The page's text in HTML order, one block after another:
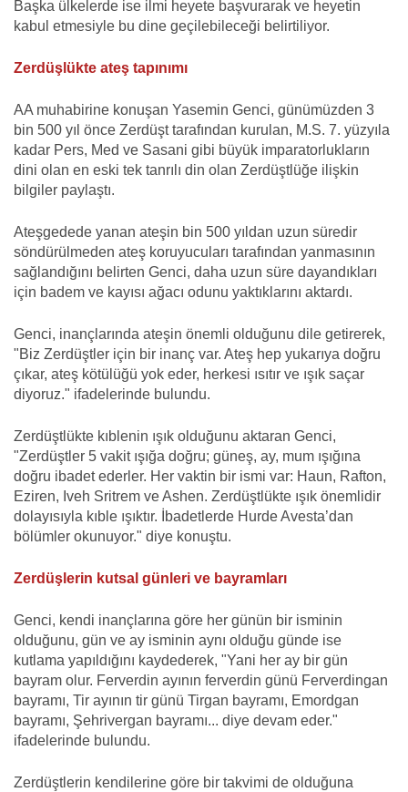
Başka ülkelerde ise ilmi heyete başvurarak ve heyetin
kabul etmesiyle bu dine geçilebileceği belirtiliyor.
Zerdüşlükte ateş tapınımı
AA muhabirine konuşan Yasemin Genci, günümüzden 3
bin 500 yıl önce Zerdüşt tarafından kurulan, M.S. 7. yüzyıla
kadar Pers, Med ve Sasani gibi büyük imparatorlukların
dini olan en eski tek tanrılı din olan Zerdüştlüğe ilişkin
bilgiler paylaştı.
Ateşgedede yanan ateşin bin 500 yıldan uzun süredir
söndürülmeden ateş koruyucuları tarafından yanmasının
sağlandığını belirten Genci, daha uzun süre dayandıkları
için badem ve kayısı ağacı odunu yaktıklarını aktardı.
Genci, inançlarında ateşin önemli olduğunu dile getirerek,
"Biz Zerdüştler için bir inanç var. Ateş hep yukarıya doğru
çıkar, ateş kötülüğü yok eder, herkesi ısıtır ve ışık saçar
diyoruz." ifadelerinde bulundu.
Zerdüştlükte kıblenin ışık olduğunu aktaran Genci,
"Zerdüştler 5 vakit ışığa doğru; güneş, ay, mum ışığına
doğru ibadet ederler. Her vaktin bir ismi var: Haun, Rafton,
Eziren, Iveh Sritrem ve Ashen. Zerdüştlükte ışık önemlidir
dolayısıyla kıble ışıktır. İbadetlerde Hurde Avesta’dan
bölümler okunuyor." diye konuştu.
Zerdüşlerin kutsal günleri ve bayramları
Genci, kendi inançlarına göre her günün bir isminin
olduğunu, gün ve ay isminin aynı olduğu günde ise
kutlama yapıldığını kaydederek, "Yani her ay bir gün
bayram olur. Ferverdin ayının ferverdin günü Ferverdingan
bayramı, Tir ayının tir günü Tirgan bayramı, Emordgan
bayramı, Şehrivergan bayramı... diye devam eder."
ifadelerinde bulundu.
Zerdüştlerin kendilerine göre bir takvimi de olduğuna